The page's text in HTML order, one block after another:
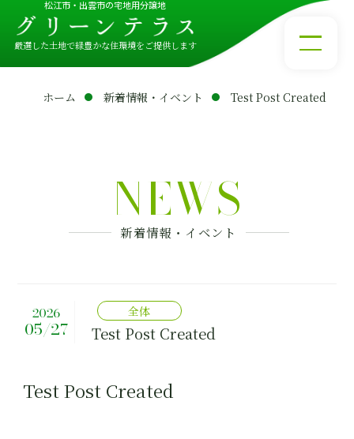
松江市・出雲市の宅地用分譲地
厳選した土地で緑豊かな住環境をご提供します
ホーム 新着情報・イベント Test Post Created
NEWS
新着情報・イベント
2026
05/27
全体
Test Post Created
Test Post Created